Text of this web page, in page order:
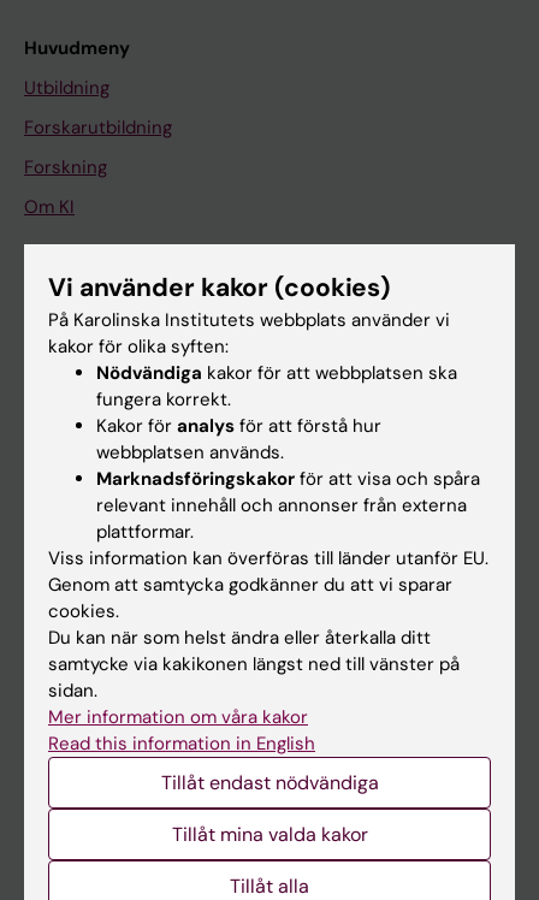
Huvudmeny
Utbildning
Forskarutbildning
Forskning
Om KI
På gång
Nyheter
Kalender
Student
Schema
Studentmejlen
Kurs- och programwebbar
Student på KI
Medarbetare
Medarbetarportalen
Kontakta och besök KI
Vi använder kakor (cookies)
På Karolinska Institutets webbplats använder vi
kakor för olika syften:
Nödvändiga kakor för att webbplatsen ska
fungera korrekt.
Kakor för analys för att förstå hur
webbplatsen används.
Marknadsföringskakor för att visa och spåra
relevant innehåll och annonser från externa
plattformar.
Viss information kan överföras till länder utanför EU.
Genom att samtycka godkänner du att vi sparar
cookies.
Du kan när som helst ändra eller återkalla ditt
samtycke via kakikonen längst ned till vänster på
sidan.
Mer information om våra kakor
Read this information in English
Tillåt endast nödvändiga
Tillåt mina valda kakor
Tillåt alla